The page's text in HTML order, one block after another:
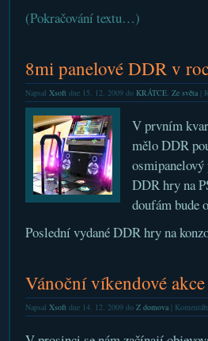
(Pokračování textu…)
8mi panelové DDR v
Napsal Xsoftdne 15. 12. 2009 do KRÁTCE, Ze světa|
V prvním
mělo DDR
osmipanelový
DDR hry na
doufám bude
Poslední vydané DDR hry na
Vánoční víkendové
Napsal Xsoftdne 14. 12. 2009 do Z domova|